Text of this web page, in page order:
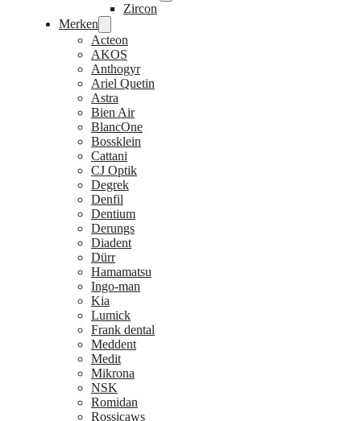
Zircon
Merken
Acteon
AKOS
Anthogyr
Ariel Quetin
Astra
Bien Air
BlancOne
Bossklein
Cattani
CJ Optik
Degrek
Denfil
Dentium
Derungs
Diadent
Dürr
Hamamatsu
Ingo-man
Kia
Lumick
Frank dental
Meddent
Medit
Mikrona
NSK
Romidan
Rossicaws